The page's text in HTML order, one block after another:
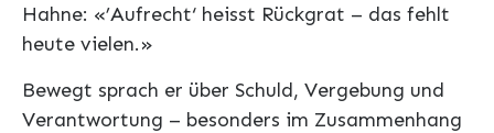
Hahne: «’Aufrecht‘ heisst Rückgrat – das fehlt
heute vielen.»
Bewegt sprach er über Schuld, Vergebung und
Verantwortung – besonders im Zusammenhang